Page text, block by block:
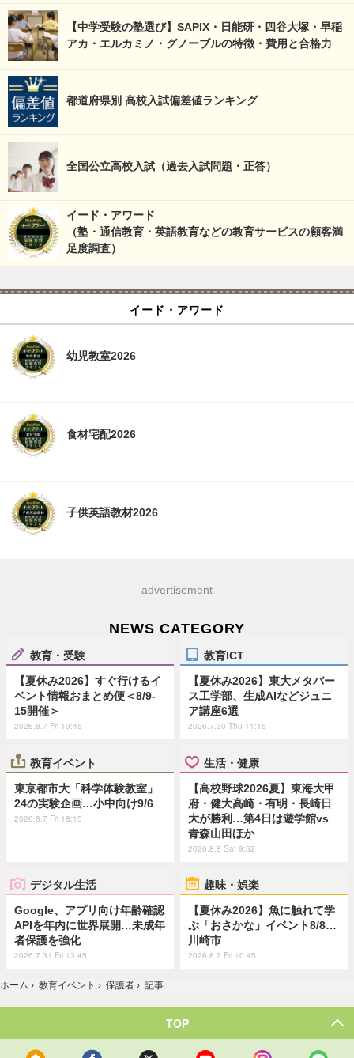
【中学受験の塾選び】SAPIX・日能研・四谷大塚・早稲
アカ・エルカミノ・グノーブルの特徴・費用と合格力
都道府県別 高校入試偏差値ランキング
全国公立高校入試（過去入試問題・正答）
イード・アワード
（塾・通信教育・英語教育などの教育サービスの顧客満
足度調査）
イード・アワード
幼児教室2026
食材宅配2026
子供英語教材2026
advertisement
NEWS CATEGORY
教育・受験
【夏休み2026】すぐ行けるイ
ベント情報おまとめ便＜8/9-
15開催＞
2026.8.7 Fri 19:45
教育ICT
【夏休み2026】東大メタバー
ス工学部、生成AIなどジュニ
ア講座6選
2026.7.30 Thu 11:15
教育イベント
東京都市大「科学体験教室」
24の実験企画…小中向け9/6
2026.8.7 Fri 18:15
生活・健康
【高校野球2026夏】東海大甲
府・健大高崎・有明・長崎日
大が勝利…第4日は遊学館vs
青森山田ほか
2026.8.8 Sat 9:52
デジタル生活
Google、アプリ向け年齢確認
APIを年内に世界展開…未成年
者保護を強化
2026.7.31 Fri 13:45
趣味・娯楽
【夏休み2026】魚に触れて学
ぶ「おさかな」イベント8/8…
川崎市
2026.8.7 Fri 10:45
ホーム › 教育イベント › 保護者 › 記事
TOP